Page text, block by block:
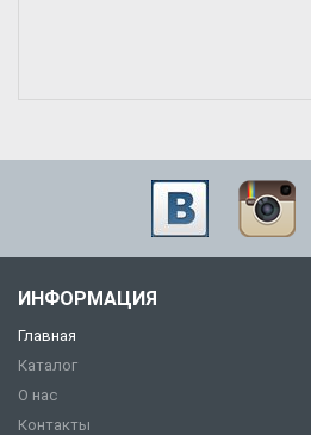
ИНФОРМАЦИЯ
Главная
Каталог
О нас
Контакты